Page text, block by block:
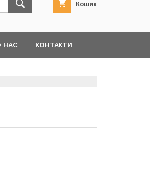
Кошик
НАС КОНТАКТИ